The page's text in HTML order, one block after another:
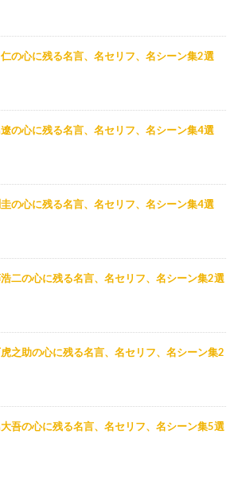
仁の心に残る名言、名セリフ、名シーン集2選
遼の心に残る名言、名セリフ、名シーン集4選
圭の心に残る名言、名セリフ、名シーン集4選
浩二の心に残る名言、名セリフ、名シーン集2選
虎之助の心に残る名言、名セリフ、名シーン集2
大吾の心に残る名言、名セリフ、名シーン集5選